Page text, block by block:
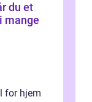
mange
for hjem